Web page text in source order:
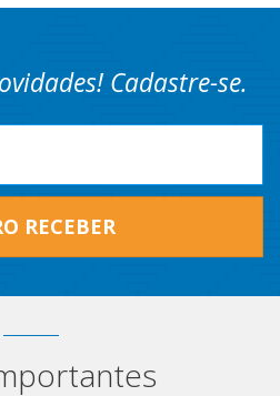
Cadastre-se.
RECEBER